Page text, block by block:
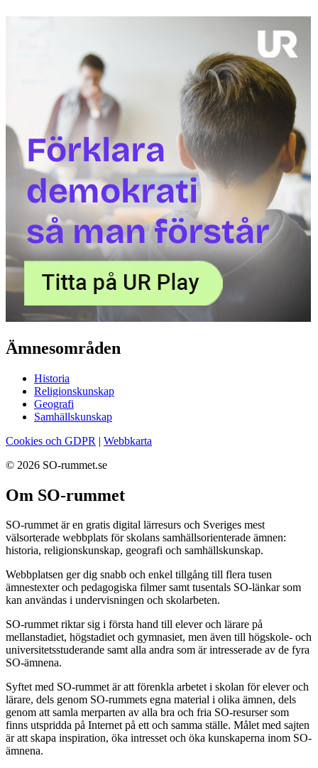
Ämnesområden
Historia
Religionskunskap
Geografi
Samhällskunskap
Cookies och GDPR | Webbkarta
© 2026 SO-rummet.se
Om SO-rummet
SO-rummet är en gratis digital lärresurs och Sveriges mest
välsorterade webbplats för skolans samhällsorienterade ämnen:
historia, religionskunskap, geografi och samhällskunskap.
Webbplatsen ger dig snabb och enkel tillgång till flera tusen
ämnestexter och pedagogiska filmer samt tusentals SO-länkar som
kan användas i undervisningen och skolarbeten.
SO-rummet riktar sig i första hand till elever och lärare på
mellanstadiet, högstadiet och gymnasiet, men även till högskole- och
universitetsstuderande samt alla andra som är intresserade av de fyra
SO-ämnena.
Syftet med SO-rummet är att förenkla arbetet i skolan för elever och
lärare, dels genom SO-rummets egna material i olika ämnen, dels
genom att samla merparten av alla bra och fria SO-resurser som
finns utspridda på Internet på ett och samma ställe. Målet med sajten
är att skapa inspiration, öka intresset och öka kunskaperna inom SO-
ämnena.